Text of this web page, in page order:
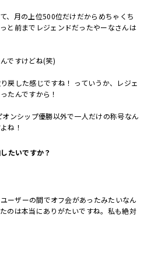
、月の上位500位だけだからめちゃくち
と前までレジェンドだったやーなさんは
ですけどね(笑)
戻した感じですね！ っていうか、レジェ
たんですから！
ンシップ優勝以外で一人だけの称号なん
ね！
たいですか？
ーザーの間でオフ会があったみたいなん
のは本当にありがたいですね。私も絶対